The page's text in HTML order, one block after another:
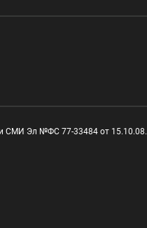
СМИ Эл №ФС 77-33484 от 15.10.08.